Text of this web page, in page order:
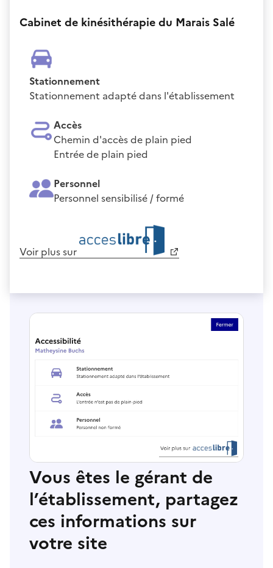
Cabinet de kinésithérapie du Marais Salé
Stationnement
Stationnement adapté dans l'établissement
Accès
Chemin d'accès de plain pied
Entrée de plain pied
Personnel
Personnel sensibilisé / formé
Voir plus sur
Vous êtes le gérant de
l’établissement, partagez
ces informations sur
votre site